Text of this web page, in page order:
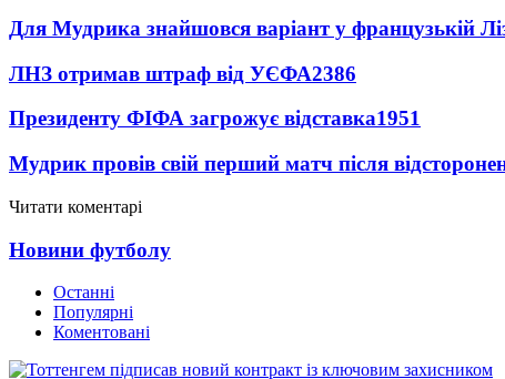
Для Мудрика знайшовся варіант у французькій
ЛНЗ отримав штраф від УЄФА2386
Президенту ФІФА загрожує відставка1951
Мудрик провів свій перший матч після
Читати коментарі
Новини футболу
Останні
Популярні
Коментовані